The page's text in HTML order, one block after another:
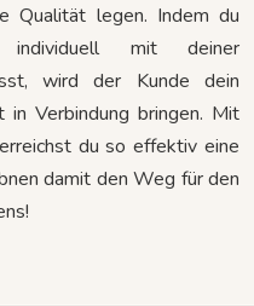
Qualität legen. Indem du
individuell mit deiner
wird der Kunde dein
Verbindung bringen. Mit
du so effektiv eine
damit den Weg für den